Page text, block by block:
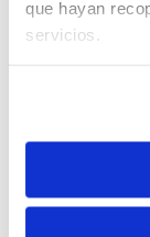
que hayan
servicios.
individual de
para un
Con sonido
simple
para una